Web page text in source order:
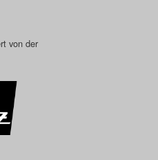
von der